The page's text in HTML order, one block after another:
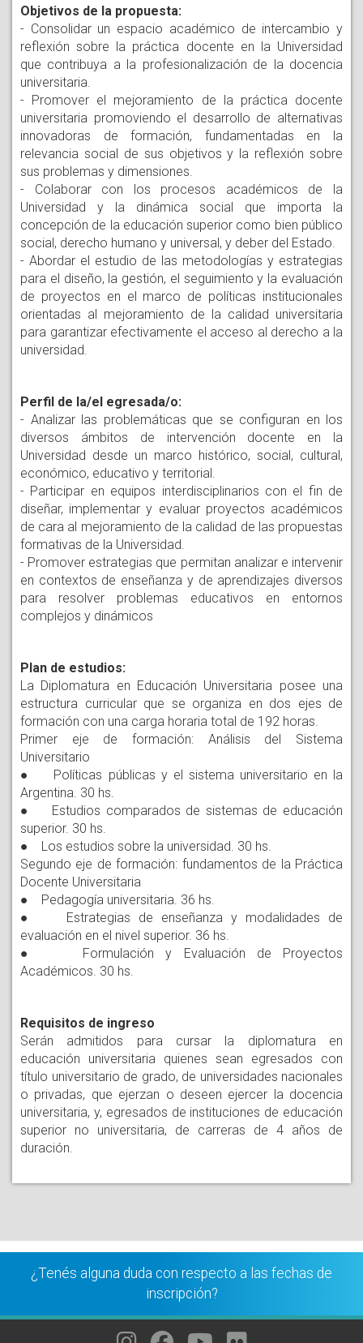
Objetivos de la propuesta:
- Consolidar un espacio académico de intercambio y
reflexión sobre la práctica docente en la Universidad
que contribuya a la profesionalización de la docencia
universitaria.
- Promover el mejoramiento de la práctica docente
universitaria promoviendo el desarrollo de alternativas
innovadoras de formación, fundamentadas en la
relevancia social de sus objetivos y la reflexión sobre
sus problemas y dimensiones.
- Colaborar con los procesos académicos de la
Universidad y la dinámica social que importa la
concepción de la educación superior como bien público
social, derecho humano y universal, y deber del Estado.
- Abordar el estudio de las metodologías y estrategias
para el diseño, la gestión, el seguimiento y la evaluación
de proyectos en el marco de políticas institucionales
orientadas al mejoramiento de la calidad universitaria
para garantizar efectivamente el acceso al derecho a la
universidad.
Perfil de la/el egresada/o:
- Analizar las problemáticas que se configuran en los
diversos ámbitos de intervención docente en la
Universidad desde un marco histórico, social, cultural,
económico, educativo y territorial.
- Participar en equipos interdisciplinarios con el fin de
diseñar, implementar y evaluar proyectos académicos
de cara al mejoramiento de la calidad de las propuestas
formativas de la Universidad.
- Promover estrategias que permitan analizar e intervenir
en contextos de enseñanza y de aprendizajes diversos
para resolver problemas educativos en entornos
complejos y dinámicos
Plan de estudios:
La Diplomatura en Educación Universitaria posee una
estructura curricular que se organiza en dos ejes de
formación con una carga horaria total de 192 horas.
Primer eje de formación: Análisis del Sistema
Universitario
● Políticas públicas y el sistema universitario en la
Argentina. 30 hs.
● Estudios comparados de sistemas de educación
superior. 30 hs.
● Los estudios sobre la universidad. 30 hs.
Segundo eje de formación: fundamentos de la Práctica
Docente Universitaria
● Pedagogía universitaria. 36 hs.
● Estrategias de enseñanza y modalidades de
evaluación en el nivel superior. 36 hs.
● Formulación y Evaluación de Proyectos
Académicos. 30 hs.
Requisitos de ingreso
Serán admitidos para cursar la diplomatura en
educación universitaria quienes sean egresados con
título universitario de grado, de universidades nacionales
o privadas, que ejerzan o deseen ejercer la docencia
universitaria, y, egresados de instituciones de educación
superior no universitaria, de carreras de 4 años de
duración.
¿Tenés alguna duda con respecto a las fechas de
inscripción?